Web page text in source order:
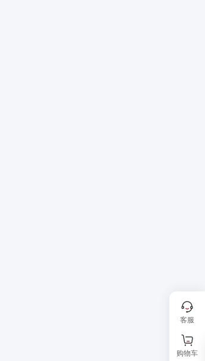
客服
购物车